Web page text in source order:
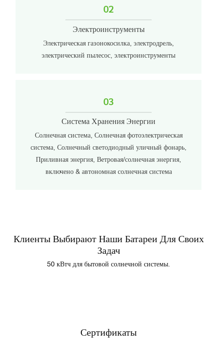
02
Электроинструменты
Электрическая газонокосилка, электродрель,
электрический пылесос, электроинструменты
03
Система Хранения Энергии
Солнечная система, Солнечная фотоэлектрическая
система, Солнечный светодиодный уличный фонарь,
Приливная энергия, Ветровая/солнечная энергия,
включено & автономная солнечная система
Клиенты Выбирают Наши Батареи Для Своих
Задач
50 кВтч для бытовой солнечной системы.
Сертификаты